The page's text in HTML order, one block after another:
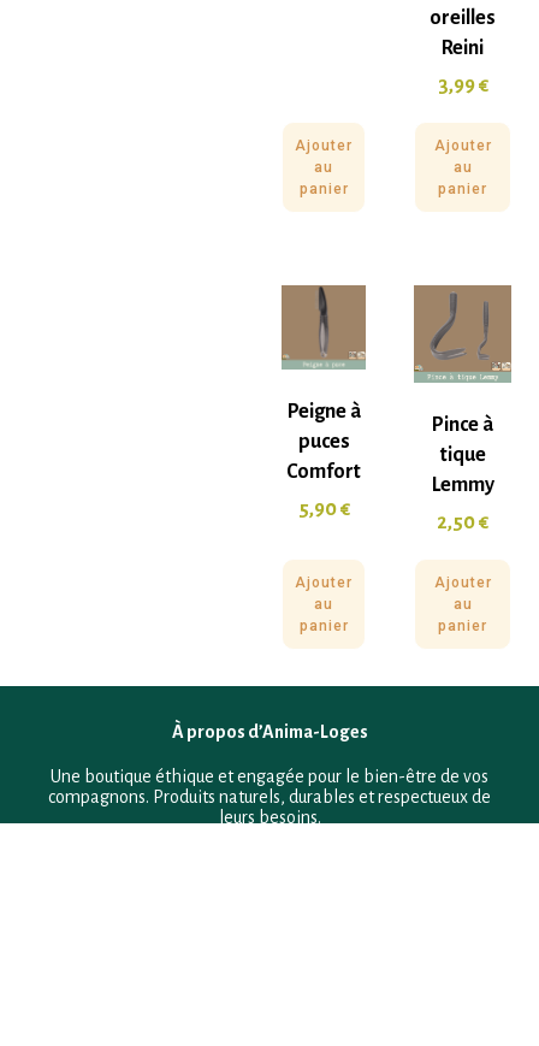
Ajouter
au
panier
oreilles
Reini
3,99€
Ajouter
au
panier
Peigne à
puces
Comfort
5,90€
Ajouter
au
panier
Pince à
tique
Lemmy
2,50€
Ajouter
au
panier
À propos d’Anima-Loges
Une boutique éthique et engagée pour le bien-être de vos
compagnons. Produits naturels, durables et respectueux de
leurs besoins.